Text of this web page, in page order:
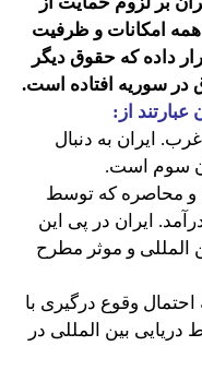
امکانات و ظرفیت
داده که حقوق دیگر
در سوریه افتاده است.
از:
ایران به دنبال
سوم است.
و محاصره که توسط
ایران در پی این
المللی و موثر مطرح
احتمال وقوع درگیری با
بین المللی در